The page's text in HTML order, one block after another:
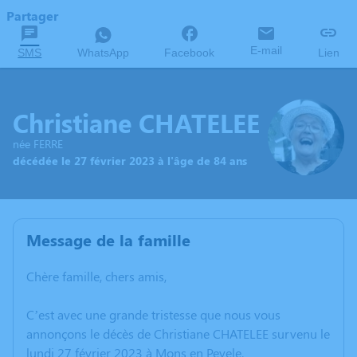
Partager
SMS WhatsApp Facebook E-mail Lien
Christiane CHATELEE
née FERRE
décédée le 27 février 2023 à l'âge de 84 ans
Message de la famille
Chère famille, chers amis,
C’est avec une grande tristesse que nous vous
annonçons le décès de Christiane CHATELEE survenu le
lundi 27 février 2023 à Mons en Pevele.